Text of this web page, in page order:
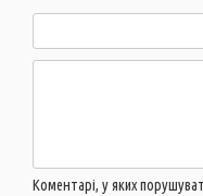
Коментарі, у яких